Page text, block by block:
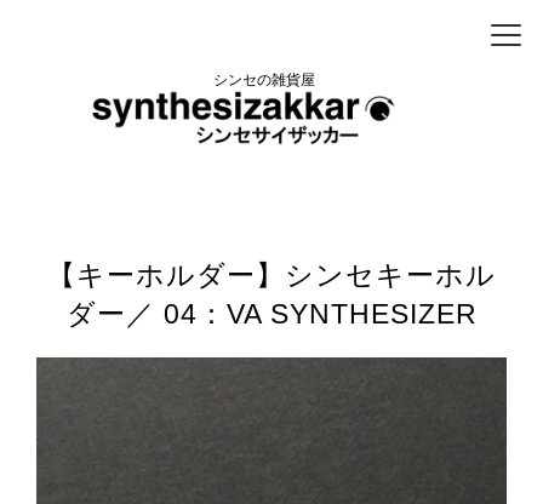
シンセの雑貨屋
【キーホルダー】シンセキーホル
ダー／ 04：VA SYNTHESIZER